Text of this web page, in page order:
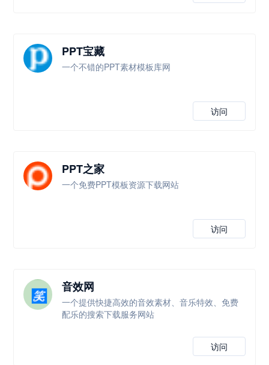
PPT宝藏
一个不错的PPT素材模板库网
访问
PPT之家
一个免费PPT模板资源下载网站
访问
音效网
一个提供快捷高效的音效素材、音乐特效、免费
配乐的搜索下载服务网站
访问